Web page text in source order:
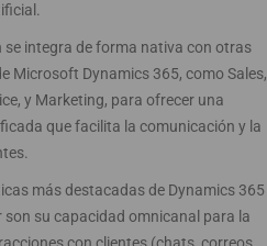
se integra de forma nativa con otras
Microsoft Dynamics 365, como Sales,
y Marketing, para ofrecer una
que facilita la comunicación y la
más destacadas de Dynamics 365
son su capacidad omnicanal para la